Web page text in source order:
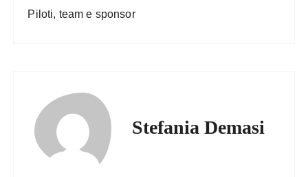
Piloti, team e sponsor
Stefania Demasi